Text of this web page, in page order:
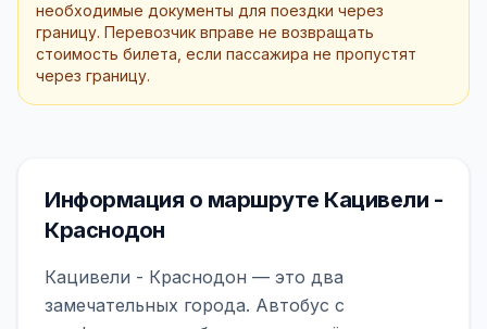
необходимые документы для поездки через
границу. Перевозчик вправе не возвращать
стоимость билета, если пассажира не пропустят
через границу.
Информация о маршруте Кацивели -
Краснодон
Кацивели - Краснодон — это два
замечательных города. Автобус с